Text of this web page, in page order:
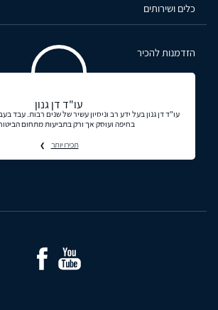
כלים ושירותים
הזדמנות להכיר
עו"ד דן גנון
עו"ד דן גנון בעל ידע רב וניסיון עשיר של שנים רבות. עבד
בחיפה ועוסק אך ורק בתביעות מתחום
תכירו יותר